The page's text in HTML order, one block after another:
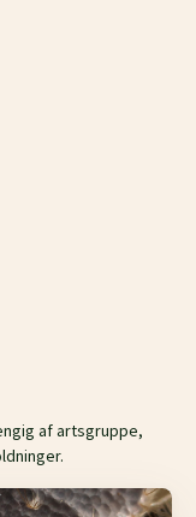
af artsgruppe,